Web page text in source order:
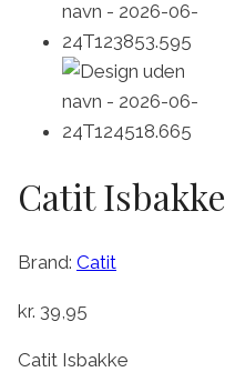
Catit Isbakke
Brand: Catit
kr. 39,95
Catit Isbakke